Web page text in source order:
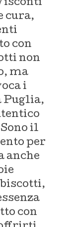
cura,
con
non
ma
i
Puglia,
il
per
anche
con